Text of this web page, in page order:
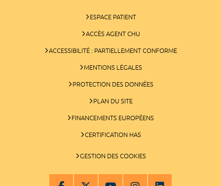
ESPACE PATIENT
ACCÈS AGENT CHU
ACCESSIBILITÉ : PARTIELLEMENT CONFORME
MENTIONS LÉGALES
PROTECTION DES DONNÉES
PLAN DU SITE
FINANCEMENTS EUROPÉENS
CERTIFICATION HAS
GESTION DES COOKIES